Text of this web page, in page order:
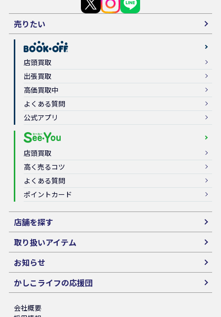
売りたい
店頭買取
出張買取
高価買取中
よくある質問
公式アプリ
店頭買取
高く売るコツ
よくある質問
ポイントカード
店舗を探す
取り扱いアイテム
お知らせ
かしこライフの応援団
会社概要